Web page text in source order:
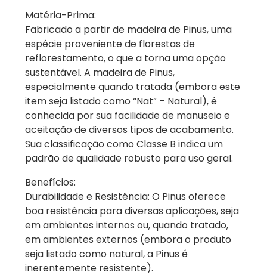
Matéria-Prima:
Fabricado a partir de madeira de Pinus, uma
espécie proveniente de florestas de
reflorestamento, o que a torna uma opção
sustentável. A madeira de Pinus,
especialmente quando tratada (embora este
item seja listado como “Nat” – Natural), é
conhecida por sua facilidade de manuseio e
aceitação de diversos tipos de acabamento.
Sua classificação como Classe B indica um
padrão de qualidade robusto para uso geral.
Benefícios:
Durabilidade e Resistência: O Pinus oferece
boa resistência para diversas aplicações, seja
em ambientes internos ou, quando tratado,
em ambientes externos (embora o produto
seja listado como natural, a Pinus é
inerentemente resistente).